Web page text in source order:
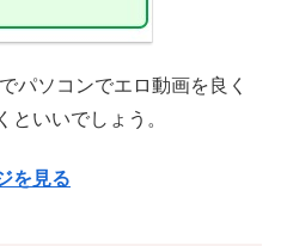
パソコンでエロ動画を良く
といいでしょう。
を見る